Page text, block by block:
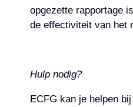
opgezette rapportage
de effectiviteit van het
Hulp nodig?
ECFG kan je helpen